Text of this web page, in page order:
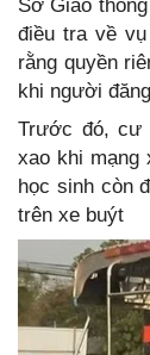
Sở Giao
điều tra về
rằng quyền
khi người
Trước đó, cư
xao khi mạng
học sinh còn
trên xe buýt